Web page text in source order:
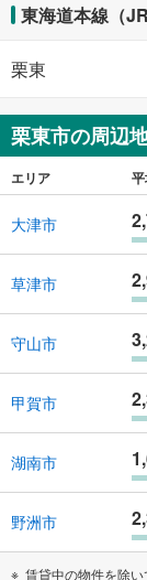
東海道本線（
栗東
栗東市の周辺
エリア
大津市
草津市
守山市
甲賀市
湖南市
野洲市
賃貸中の物件を除い